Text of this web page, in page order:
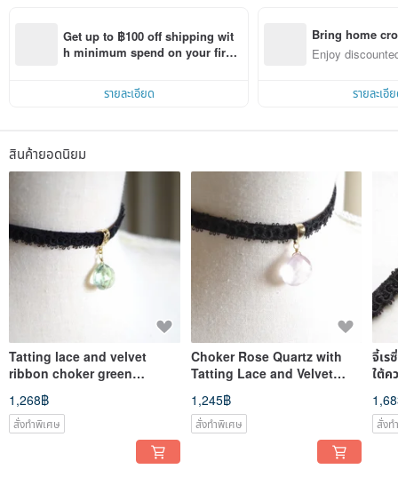
เราไม่ได้จำกัดตัวเองอยู่ในสไตล์เดียว แต่จะนำสิ่งที่สนใจมาใช้ในการสร้างสรรค์ผลงาน
ฉันชอบทำงานฝีมือมาตั้งแต่เด็ก และชอบลองทุกสิ่งที่สนใจ มีช่วงเวลาที่ไม่แน่ใจว่าตัวเองเหมาะ
แต่ฉันได้เริ่มทำลูกไม้ทัตติ้งโดยบังเอิญ และรู้ทันทีว่า “นี่แหละใช่!” ตั้งแต่นั้นมาจึงยังลองงาน
อื่นชื่นชอบ
✜✜✜✜✜✛✜✜✜✜✜✛✜✜✜✜✜✛✜✜✜✜✜✛✜✜
เรายินดีรับคำขอทำซ้ำ เปลี่ยนสี หรือปรับขนาดเครื่องประดับ เราจะพยายามตอบสนองตามที่
ทำได้ (บางดีไซน์อาจปรับเปลี่ยนได้ยากหรือใช้เวลาเพิ่มเติม โปรดเข้าใจ)
หากชิ้นงานต้องซ่อมหลังการใช้งาน กรุณาติดต่อเราได้โดยตรง (ค่าใช้จ่ายวัสดุและค่าขนส่งผู้
สั่งซื้อเป็นผู้รับผิดชอบ และงานแฮนด์เมดไม่สามารถทำเหมือนเดิมเป๊ะ)
หากมีข้อสงสัย โปรดติดต่อก่อนสั่งซื้อ
ขอบคุณสำหรับรีวิวทุกท่าน เราอ่านทุกรีวิวและดีใจมากที่ได้รับกำลังใจ
ปัจจุบันเรากำลังมุ่งเน้นการผลิตและจัดส่ง จึงไม่ตอบรีวิว ขอขอบคุณที่เข้าใจ
✜✜✜✜✜✛✜✜✜✜✜✛✜✜✜✜✜✛✜✜✜✜✜✛✜✜
การจัดส่ง
จัดส่งภายใน 5 วันทำการหลังชำระเงิน
สำหรับงานสั่งทำ จัดส่งภายใน 10 วันทำการหลังชำระเงิน
ไม่จัดส่งในวันหยุดสุดสัปดาห์และวันหยุดนักขัตฤกษ์
Get up to ฿100 off shipping wit
h minimum spend on your first
รายละเอียด
Bring home
n with ease
Enjoy
รายละเอี
สินค้ายอดนิยม
Tatting lace and velvet
ribbon choker green
amethyst
1,268฿
สั่งทำพิเศษ
Choker Rose Quartz with
Tatting Lace and Velvet
Ribbon
1,245฿
สั่งทำพิเศษ
จี้เร
ใต้ค
สั่งท